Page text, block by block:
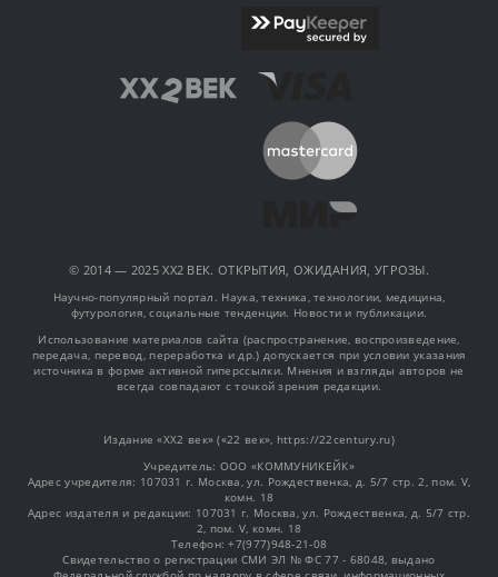
© 2014 — 2025 XX2 ВЕК. ОТКРЫТИЯ, ОЖИДАНИЯ, УГРОЗЫ.
Научно-популярный портал. Наука, техника, технологии, медицина,
футурология, социальные тенденции. Новости и публикации.
Использование материалов сайта (распространение, воспроизведение,
передача, перевод, переработка и др.) допускается при условии указания
источника в форме активной гиперссылки. Мнения и взгляды авторов не
всегда совпадают с точкой зрения редакции.
Издание «XX2 век» («22 век», https://22century.ru)
Учредитель: OOO «КОММУНИКЕЙК»
Адрес учредителя: 107031 г. Москва, ул. Рождественка, д. 5/7 стр. 2, пом. V,
комн. 18
Адрес издателя и редакции: 107031 г. Москва, ул. Рождественка, д. 5/7 стр.
2, пом. V, комн. 18
Телефон: +7(977)948-21-08
Свидетельство о регистрации СМИ ЭЛ № ФС 77 - 68048, выдано